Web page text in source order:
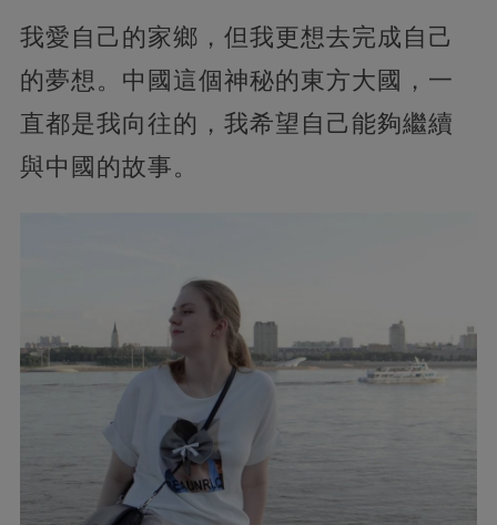
我愛自己的家鄉，但我更想去完成自己
的夢想。中國這個神秘的東方大國，一
直都是我向往的，我希望自己能夠繼續
與中國的故事。